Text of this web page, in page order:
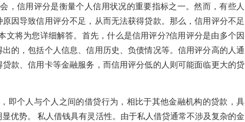
，信用评分是衡量个人信用状况的重要指标之一。然而，有些人
因导致信用评分不足，从而无法获得贷款。那么，信用评分不足
文将为您详细解答。首先，什么是信用评分?信用评分是由多个因
的，包括个人信息、信用历史、负债情况等。信用评分高的人通
款、信用卡等金融服务，而信用评分低的人则可能面临更大的贷
即个人与个人之间的借贷行为，相比于其他金融机构的贷款，具
优势。 私人借钱具有灵活性。由于私人借贷通常不涉及复杂的金